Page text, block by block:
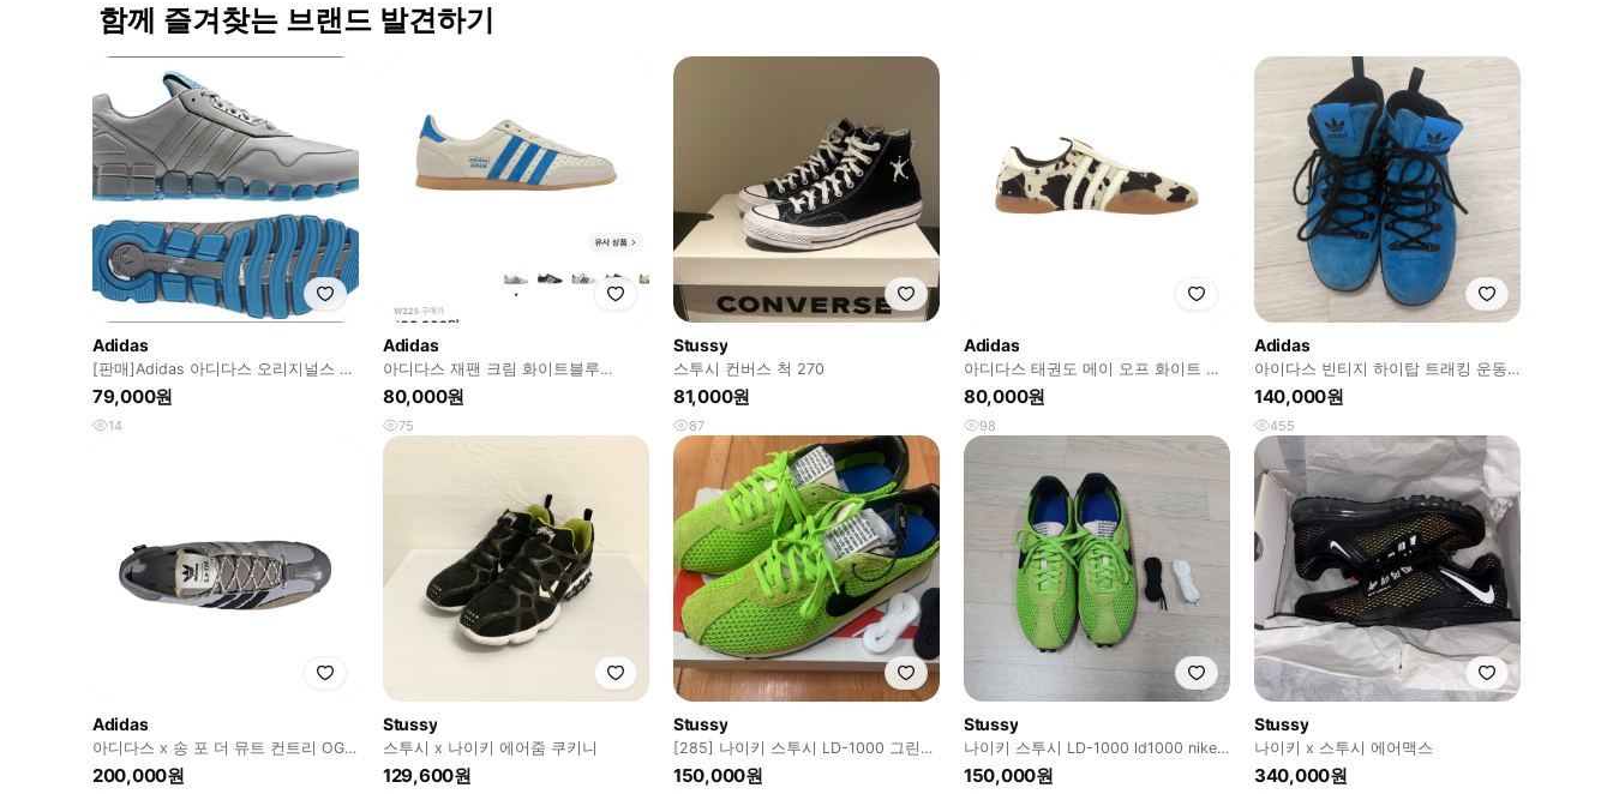
함께 즐겨찾는 브랜드 발견하기
Adidas
[판매]Adidas 아디다스 오리지널스 메
가토션 플렉스 270 US 9
79,000원
14
Adidas
아디다스 재팬 크림 화이트블루
(w225)
80,000원
75
Stussy
스투시 컨버스 척 270
81,000원
87
Adidas
아디다스 태권도 메이 오프 화이트 서
플라이어
80,000원
98
Adidas
아이다스 빈티지 하이탑 트래킹 운동
화 스니커즈
140,000원
455
Adidas
아디다스 x 송 포 더 뮤트 컨트리 OG
그레이 투 코어 블랙
200,000원
Stussy
스투시 x 나이키 에어줌 쿠키니
129,600원
Stussy
[285] 나이키 스투시 LD-1000 그린
새상품 팝니다
150,000원
Stussy
나이키 스투시 LD-1000 ld1000 nike
stussy
150,000원
Stussy
나이키 x 스투시 에어맥스
340,000원